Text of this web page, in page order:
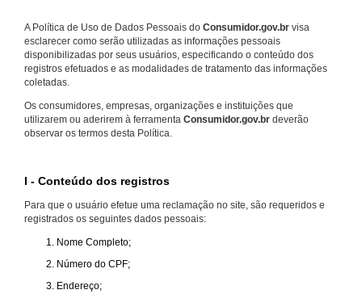
A Política de Uso de Dados Pessoais do Consumidor.gov.br visa
esclarecer como serão utilizadas as informações pessoais
disponibilizadas por seus usuários, especificando o conteúdo dos
registros efetuados e as modalidades de tratamento das informações
coletadas.
Os consumidores, empresas, organizações e instituições que
utilizarem ou aderirem à ferramenta Consumidor.gov.br deverão
observar os termos desta Política.
I - Conteúdo dos registros
Para que o usuário efetue uma reclamação no site, são requeridos e
registrados os seguintes dados pessoais:
Nome Completo;
Número do CPF;
Endereço;